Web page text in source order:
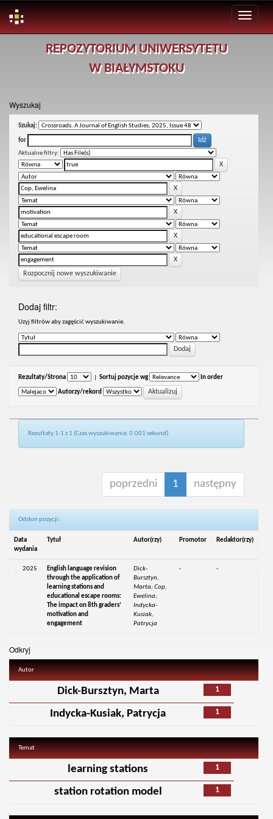
REPOZYTORIUM UNIWERSYTETU
W BIAŁYMSTOKU
Wyszukaj
Szukaj:
for
Aktualne filtry:
Rozpocznij nowe wyszukiwanie
Dodaj filtr:
Uzyj filtrów aby zagęścić wyszukiwanie.
Rezultaty/Strona Sortuj pozycje wg In order
Autorzy/rekord
Rezultaty 1-1 z 1 (Czas wyszukiwania: 0.001 sekund).
poprzedni 1 następny
Odsłon pozycji:
Data
wydania
Tytuł Autor(rzy) Promotor Redaktor(rzy)
2025
English language revision
through the application of
learning stations and
educational escape rooms:
The impact on 8th graders’
motivation and
engagement
Dick-
Bursztyn,
Marta; Cop,
Ewelina;
Indycka-
Kusiak,
Patrycja
- -
Odkryj
Autor
1
Dick-Bursztyn, Marta
1
Indycka-Kusiak, Patrycja
Temat
1
learning stations
1
station rotation model